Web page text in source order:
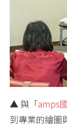
▲ 與「amps
到專業的繪圖